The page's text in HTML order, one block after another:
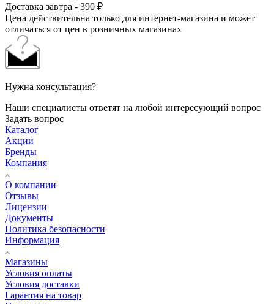
Доставка завтра - 390 ₽
Цена действительна только для интернет-магазина и может
отличаться от цен в розничных магазинах
Нужна консультация?
Наши специалисты ответят на любой интересующий вопрос
Задать вопрос
Каталог
Акции
Бренды
Компания
О компании
Отзывы
Лицензии
Документы
Политика безопасности
Информация
Магазины
Условия оплаты
Условия доставки
Гарантия на товар